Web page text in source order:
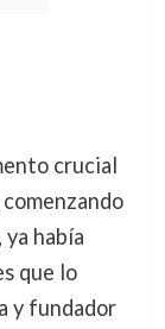
crucial
había
que lo
y fundador